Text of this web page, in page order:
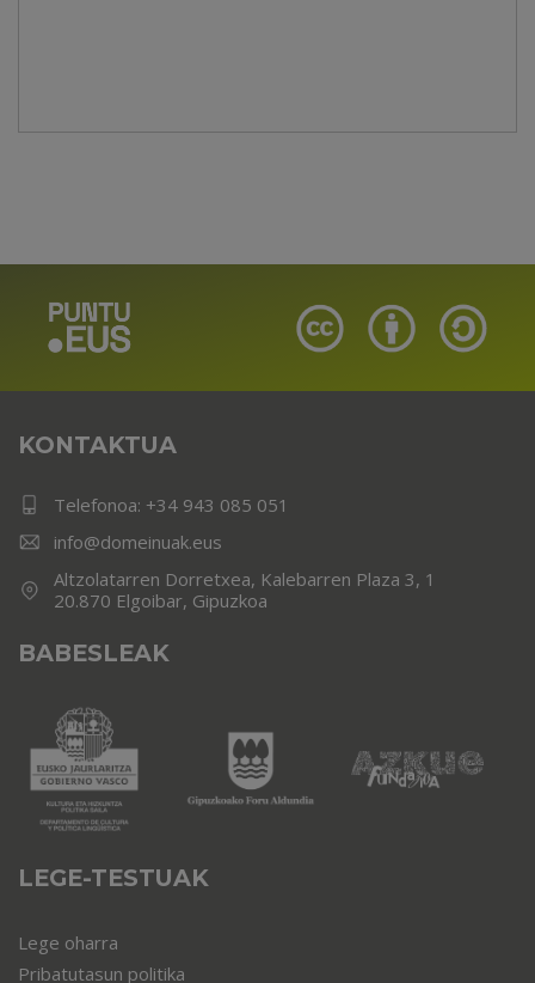
KONTAKTUA
Telefonoa: +34 943 085 051
info@domeinuak.eus
Altzolatarren Dorretxea, Kalebarren Plaza 3, 1
20.870 Elgoibar, Gipuzkoa
BABESLEAK
LEGE-TESTUAK
Lege oharra
Pribatutasun politika